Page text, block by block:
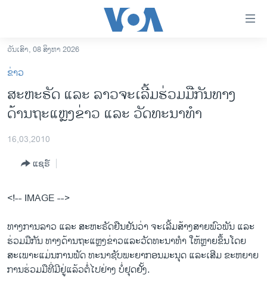
ເຂົ້າ
ຫາ
ຂ້າມ
ຂ້າມ
ຫາ
ອາເມຣິກາ
ການເລືອກຕັ້ງ ປະທານາທີບໍດີ ສະຫະລັດ 2024
ຂ່າວ​ຈີນ
ໂລກ
ເອເຊຍ
ຊີວິດຊາວລາວ
ຊຸມຊົນຊາວລາວ
ວິທະຍາສາດ-ເທັກໂນໂລຈີ
ວັນເສົາ, 08 ສິງຫາ 2026
ຂ່າວ
ສະຫະຣັດ ແລະ ລາວຈະເລີ້ມຮ່ວມມືກັນທາງ
ດ້ານຖະແຫຼງຂ່າວ ແລະ ວັດທະນາທຳ
16,03,2010
ແຊຣ໌
<!-- IMAGE -->
ທາງການລາວ ແລະ ສະຫະຣັດຢືນຢັນວ່າ ຈະເລີ້ມສ້າງສາຍພົວພັນ ແລະ
ຮ່ວມມືກັນ ທາງດ້ານຖະແຫຼງຂ່າວແລະວັດທະນາທຳ ໃຫ້ຫຼາຍຂຶ້ນໂດຍ
ສະເພາະແມ່ນການພັດ ທະນາຊັບພະຍາກອນມະນຸດ ແລະເສີມ ຂະຫຍາຍ
ການຮ່ວມມືທີ່ມີຢູ່ແລ້ວຕໍ່ໄປຢ່າງ ບໍ່ຢຸດ​ຢັ້ງ.